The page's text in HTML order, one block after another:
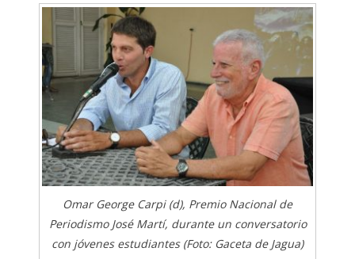
Omar George Carpi (d), Premio Nacional de
Periodismo José Martí, durante un conversatorio
con jóvenes estudiantes (Foto: Gaceta de Jagua)